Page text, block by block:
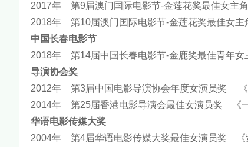
2017年 第9届澳门国际电影节-金莲花奖最佳女
2018年 第10届澳门国际电影节-金莲花奖最佳女
中国长春电影节
2018年 第14届中国长春电影节-金鹿奖最佳青年
导演协会奖
2012年 第3届中国电影导演协会年度女演员奖
2014年 第25届香港电影导演会最佳女演员奖 《
华语电影传媒大奖
2004年
第4届华语电影传媒大奖最佳女演员奖